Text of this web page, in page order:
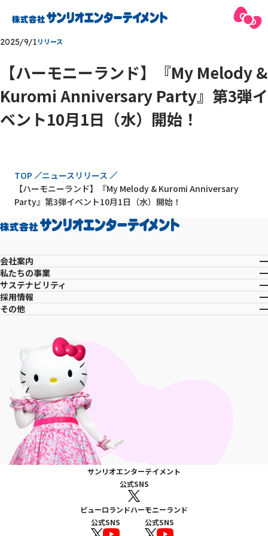
2025/9/1リリース
【ハーモニーランド】『My Melody &
Kuromi Anniversary Party』第3弾イ
ベント10月1日（水）開始！
現在位置
TOP
ニュースリリース
【ハーモニーランド】『My Melody & Kuromi Anniversary
Party』第3弾イベント10月1日（水）開始！
会社案内
私たちの事業
サステナビリティ
採用情報
その他
サンリオエンターテイメント
公式SNS
ピューロランド
公式SNS
ハーモニーランド
公式SNS